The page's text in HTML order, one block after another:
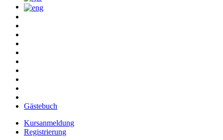
Gästebuch
Kursanmeldung
Registrierung